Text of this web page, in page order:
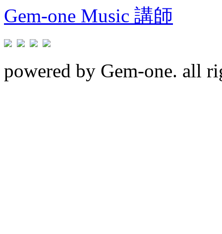
Gem-one Music 講師
powered by Gem-one. all